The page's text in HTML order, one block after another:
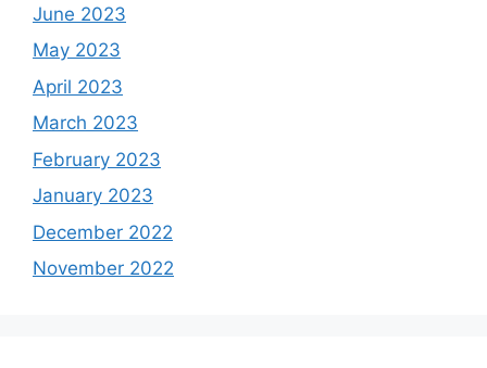
June 2023
May 2023
April 2023
March 2023
February 2023
January 2023
December 2022
November 2022